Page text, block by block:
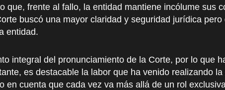
que, frente al fallo, la entidad mantiene incólume sus
buscó una mayor claridad y seguridad jurídica
entidad.
integral del pronunciamiento de la Corte, por lo que
es destacable la labor que ha venido realizando
en cuenta que cada vez va más allá de un rol